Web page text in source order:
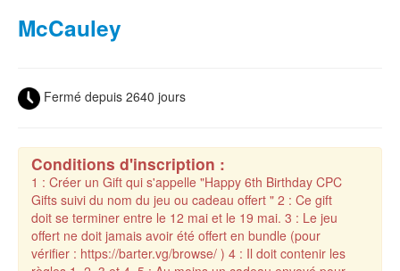
McCauley
Fermé depuis 2640 jours
Conditions d'inscription :
1 : Créer un Gift qui s'appelle "Happy 6th Birthday CPC
Gifts suivi du nom du jeu ou cadeau offert " 2 : Ce gift
doit se terminer entre le 12 mai et le 19 mai. 3 : Le jeu
offert ne doit jamais avoir été offert en bundle (pour
vérifier : https://barter.vg/browse/ ) 4 : Il doit contenir les